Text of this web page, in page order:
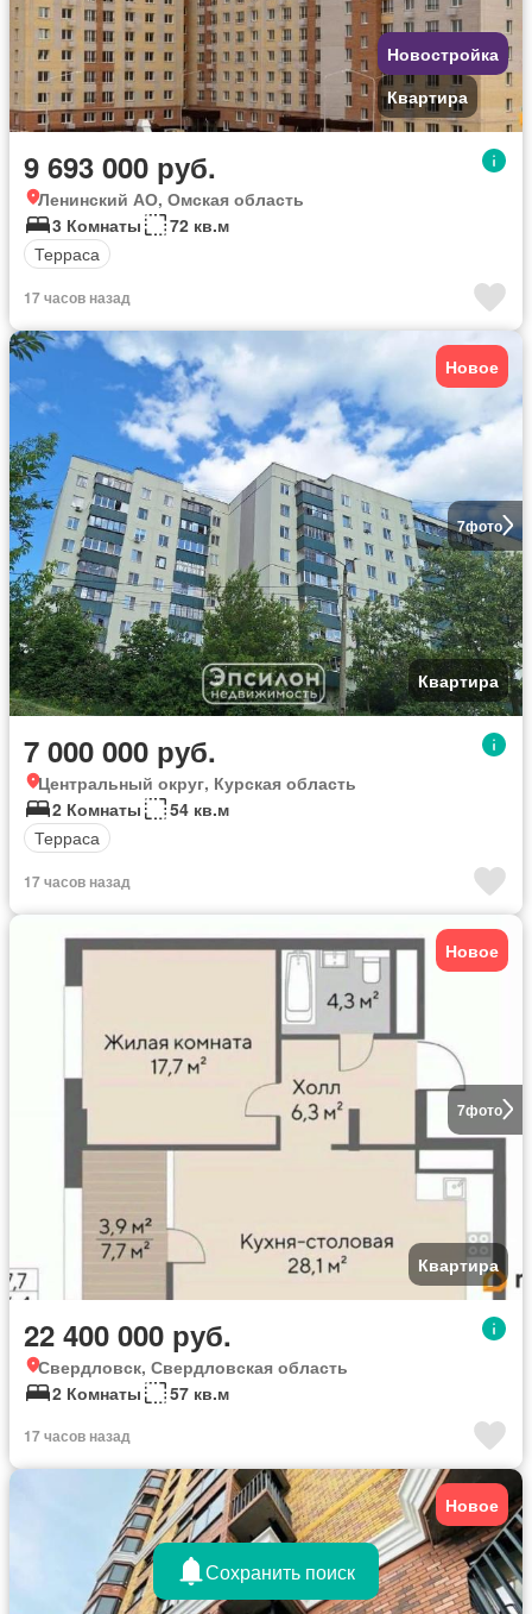
Новостройка
Квартира
9 693 000 руб.
Ленинский АО, Омская область
3 Комнаты
72 кв.м
Терраса
17 часов назад
7фото
Новое
Квартира
7 000 000 руб.
Центральный округ, Курская область
2 Комнаты
54 кв.м
Терраса
17 часов назад
7фото
Новое
Квартира
22 400 000 руб.
Свердловск, Свердловская область
2 Комнаты
57 кв.м
17 часов назад
Новое
Сохранить поиск